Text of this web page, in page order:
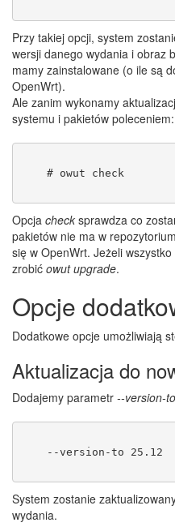
Przy takiej opcji, system
wersji danego wydania i obraz
mamy zainstalowane (o ile są
OpenWrt).
Ale zanim wykonamy
systemu i pakietów poleceniem:
# owut check
Opcja check sprawdza co
pakietów nie ma w
się w OpenWrt. Jeżeli
zrobić owut upgrade.
Opcje
Dodatkowe opcje umożliwiają
Aktualizacja do
Dodajemy parametr --version-to
--version-to 25.12
System zostanie
wydania.